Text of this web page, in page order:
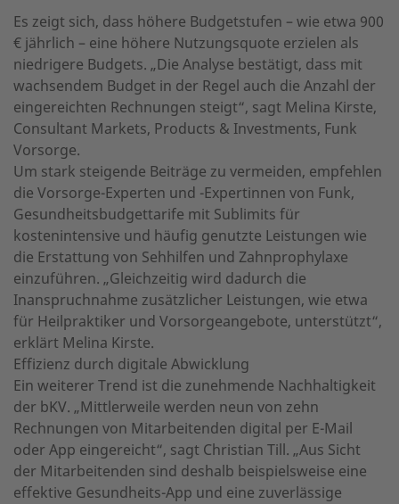
Es zeigt sich, dass höhere Budgetstufen – wie etwa 900
€ jährlich – eine höhere Nutzungsquote erzielen als
niedrigere Budgets. „Die Analyse bestätigt, dass mit
wachsendem Budget in der Regel auch die Anzahl der
eingereichten Rechnungen steigt“, sagt Melina Kirste,
Consultant Markets, Products & Investments, Funk
Vorsorge.
Um stark steigende Beiträge zu vermeiden, empfehlen
die Vorsorge-Experten und -Expertinnen von Funk,
Gesundheitsbudgettarife mit Sublimits für
kostenintensive und häufig genutzte Leistungen wie
die Erstattung von Sehhilfen und Zahnprophylaxe
einzuführen. „Gleichzeitig wird dadurch die
Inanspruchnahme zusätzlicher Leistungen, wie etwa
für Heilpraktiker und Vorsorgeangebote, unterstützt“,
erklärt Melina Kirste.
Effizienz durch digitale Abwicklung
Ein weiterer Trend ist die zunehmende Nachhaltigkeit
der bKV. „Mittlerweile werden neun von zehn
Rechnungen von Mitarbeitenden digital per E-Mail
oder App eingereicht“, sagt Christian Till. „Aus Sicht
der Mitarbeitenden sind deshalb beispielsweise eine
effektive Gesundheits-App und eine zuverlässige